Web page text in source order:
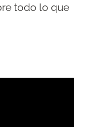
todo lo que